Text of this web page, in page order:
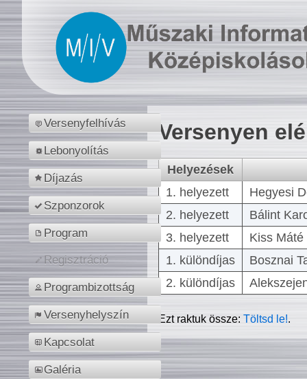
Versenyfelhívás
Lebonyolítás
Díjazás
Szponzorok
Program
Regisztráció
Programbizottság
Versenyhelyszín
Kapcsolat
Galéria
Versenyen
Helyezések
1. helyezett
Hegyesi
2. helyezett
Bálint
3. helyezett
Kiss
1. különdíjas
Bosznai
2. különdíjas
Ezt raktuk össze:Töltsd le!.